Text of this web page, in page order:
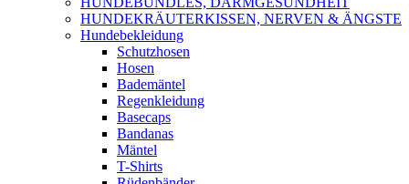
HUNDEKRÄUTERKISSEN, NERVEN & ÄNGSTE
Hundebekleidung
Schutzhosen
Hosen
Bademäntel
Regenkleidung
Basecaps
Bandanas
Mäntel
T-Shirts